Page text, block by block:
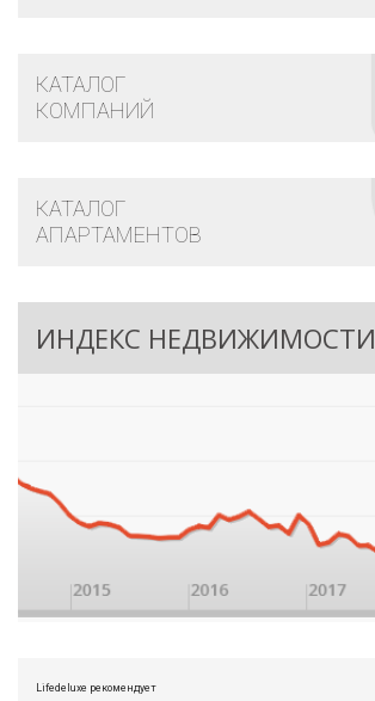
КАТАЛОГ
КОМПАНИЙ
КАТАЛОГ
АПАРТАМЕНТОВ
ИНДЕКС НЕДВИЖИМОСТИ
Lifedeluxe рекомендует